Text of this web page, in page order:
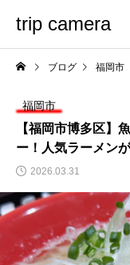
trip camera
ブログ 福岡市
福岡市
【福岡市博多区】
ー！人気ラーメン
2026.03.31